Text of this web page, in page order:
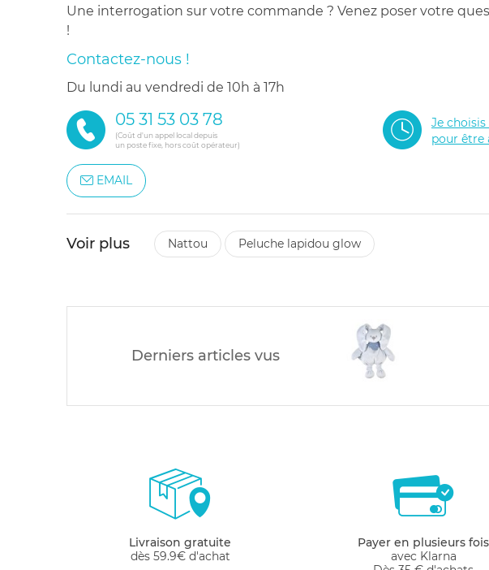
Une interrogation sur votre commande ? Venez poser votre
!
Contactez-nous !
du lundi au vendredi de 10h à 17h
05 31 53 03 78
(Coût d'un appel local depuis
un poste fixe, hors coût opérateur)
Je
pour être
EMAIL
Voir plus nattou peluche lapidou glow
Derniers articles vus
Livraison gratuite
dès 59.9€ d'achat
Payer en plusieurs fois
avec Klarna